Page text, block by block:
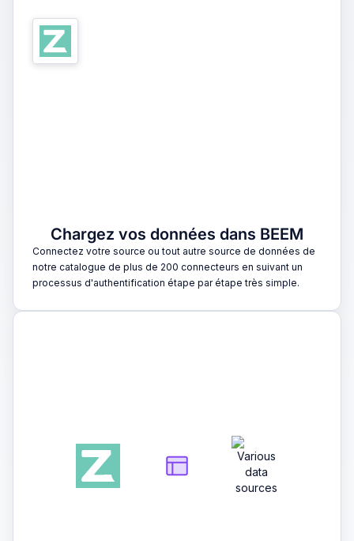
Chargez vos données dans BEEM
Connectez votre source ou tout autre source de données de
notre catalogue de plus de 200 connecteurs en suivant un
processus d'authentification étape par étape très simple.